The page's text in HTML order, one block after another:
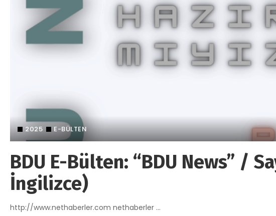
2025 E-BÜLTEN
BDU E-Bülten: “BDU News” /
İngilizce)
http://www.nethaberler.com nethaberler ...